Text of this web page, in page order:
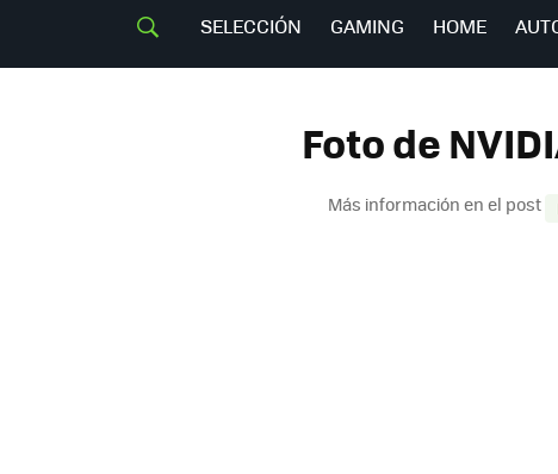
SELECCIÓN GAMING HOME
Foto de
Más información en el post